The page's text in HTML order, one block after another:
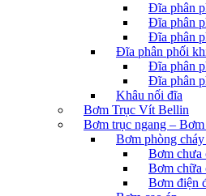
Đĩa phân
Đĩa phân
Đĩa phân
Đĩa phân phối
Đĩa phân
Đĩa phân
Khâu nối đĩa
Bơm Trục Vít Bellin
Bơm trục ngang –
Bơm phòng
Bơm
Bơm chữa
Bơm điện